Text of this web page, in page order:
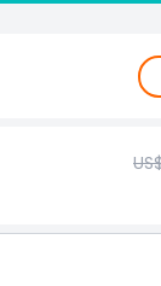
り、周囲の世界